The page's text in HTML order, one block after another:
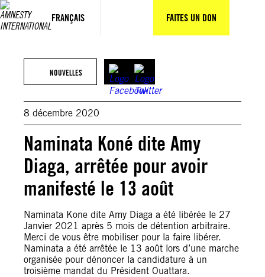
FRANÇAIS FAITES UN DON
Aller
au
contenu
NOUVELLES
8 décembre 2020
Naminata Koné dite Amy
Diaga, arrêtée pour avoir
manifesté le 13 août
Naminata Kone dite Amy Diaga a été libérée le 27
Janvier 2021 après 5 mois de détention arbitraire.
Merci de vous être mobiliser pour la faire libérer.
Naminata a été arrêtée le 13 août lors d’une marche
organisée pour dénoncer la candidature à un
troisième mandat du Président Ouattara.